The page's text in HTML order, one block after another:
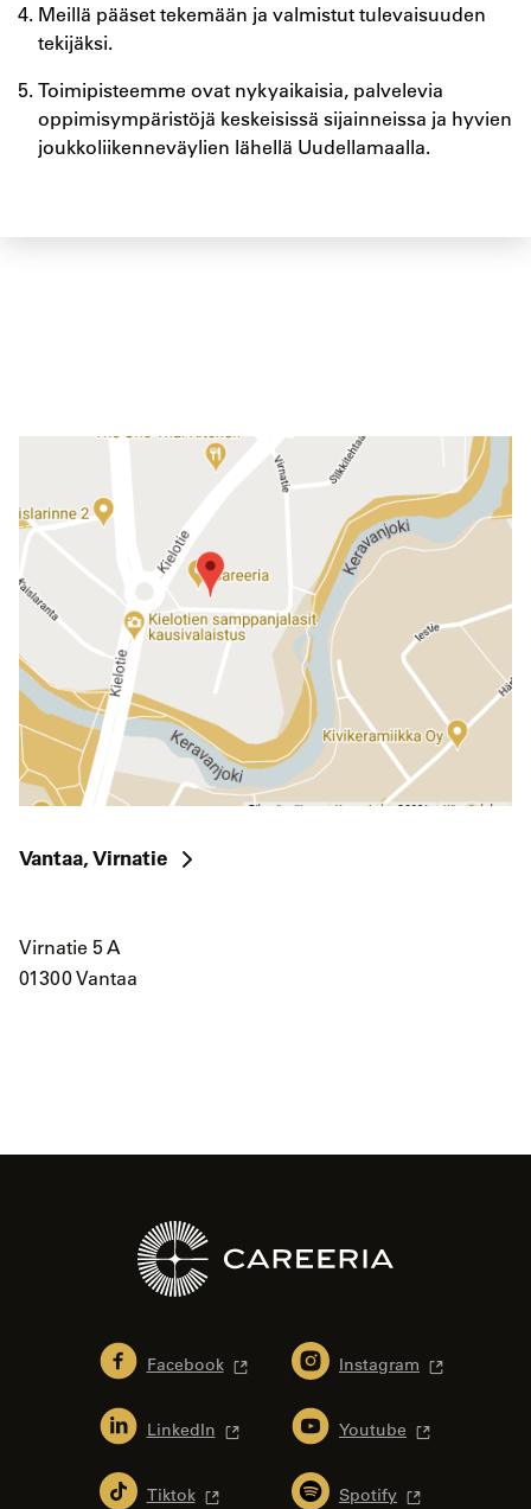
Meillä pääset tekemään ja valmistut tulevaisuuden
tekijäksi.
Toimipisteemme ovat nykyaikaisia, palvelevia
oppimisympäristöjä keskeisissä sijainneissa ja hyvien
joukkoliikenneväylien lähellä Uudellamaalla.
Vantaa, Virnatie
Virnatie 5 A
01300 Vantaa
Facebook Instagram
LinkedIn Youtube
Tiktok Spotify